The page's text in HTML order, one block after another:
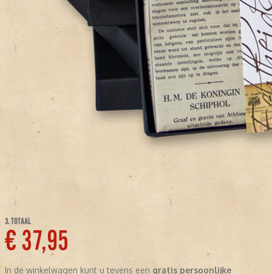
3. TOTAAL
€ 37,95
In de winkelwagen kunt u tevens een gratis persoonlijke